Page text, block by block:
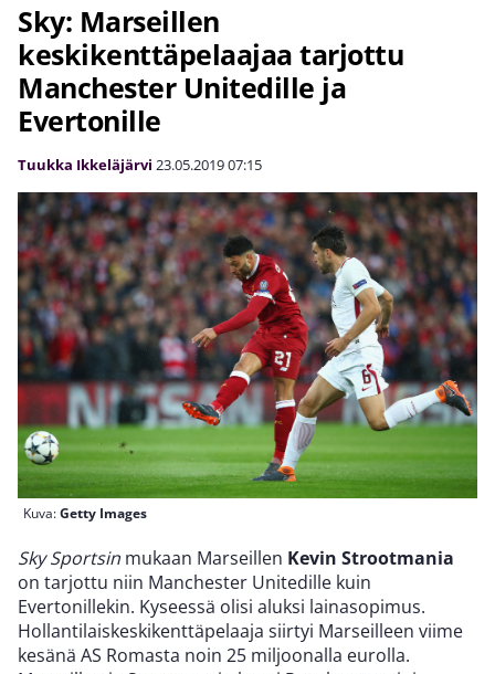
Sky: Marseillen
keskikenttäpelaajaa tarjottu
Manchester Unitedille ja
Evertonille
Tuukka Ikkeläjärvi 23.05.201907:15
Kuva:Getty Images
Sky Sportsin mukaan Marseillen Kevin Strootmania
on tarjottu niin Manchester Unitedille kuin
Evertonillekin. Kyseessä olisi aluksi lainasopimus.
Hollantilaiskeskikenttäpelaaja siirtyi Marseilleen viime
kesänä AS Romasta noin 25 miljoonalla eurolla.